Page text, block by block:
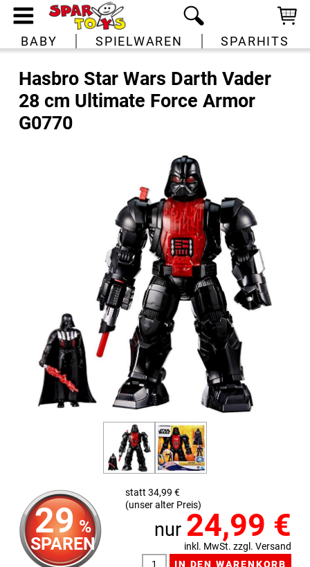
BABY SPIELWAREN SPARHITS
Hasbro Star Wars Darth Vader
28 cm Ultimate Force Armor
G0770
29 %
SPAREN
statt 34,99 €
(unser alter Preis)
nur 24,99 €
inkl. MwSt. zzgl. Versand